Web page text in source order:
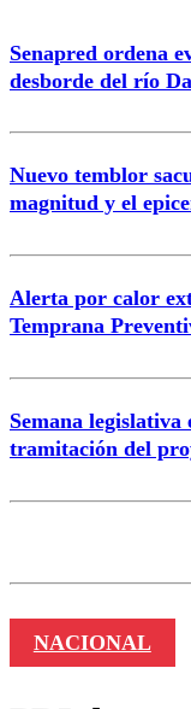
Correo
Senapred ordena
desborde del río
Nuevo temblor
magnitud y el
Alerta por calor
Temprana
Semana
tramitación del
NACIONAL